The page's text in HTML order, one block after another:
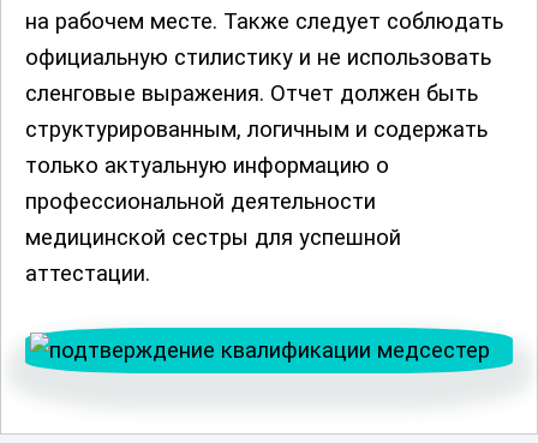
на рабочем месте. Также следует соблюдать
официальную стилистику и не использовать
сленговые выражения. Отчет должен быть
структурированным, логичным и содержать
только актуальную информацию о
профессиональной деятельности
медицинской сестры для успешной
аттестации.